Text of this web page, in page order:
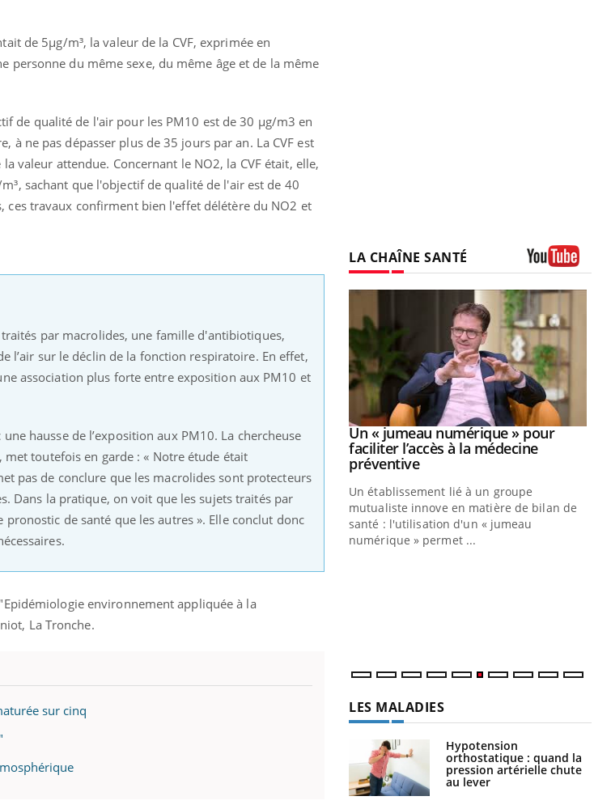
de 5µg/m³, la valeur de la CVF, exprimée en
du même sexe, du même âge et de la même
de qualité de l'air pour les PM10 est de 30 µg/m3 en
ne pas dépasser plus de 35 jours par an. La CVF est
valeur attendue. Concernant le NO2, la CVF était, elle,
sachant que l'objectif de qualité de l'air est de 40
ces travaux confirment bien l'effet délétère du NO2 et
par macrolides, une famille d'antibiotiques,
l’air sur le déclin de la fonction respiratoire. En effet,
association plus forte entre exposition aux PM10 et
hausse de l’exposition aux PM10. La chercheuse
toutefois en garde : « Notre étude était
pas de conclure que les macrolides sont protecteurs
Dans la pratique, on voit que les sujets traités par
de santé que les autres ». Elle conclut donc
environnement appliquée à la
La Tronche.
sur cinq
LA CHAÎNE SANTÉ
Mains : se
tout nouveau
plage, piscine,
Nos mains
Youtube
Diabète & Ramadan 2026Youtube
Le Ramadan approche, et, pour de
nombreuses personnes atteintes de
diabète, c'est une période de questions, de
défis, mais ...
Youtube
Un « jumeau numérique » pour
faciliter l’accès à la médecine
préventiveYoutube
Un établissement lié à un groupe
mutualiste innove en matière de bilan de
santé : l'utilisation d'un « jumeau
numérique » permet ...
LES MALADIES
Hypotension
orthostatique : quand la
pression artérielle chute
au lever